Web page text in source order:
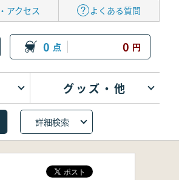
アクセス よくある質問
0 点 0 円
グッズ・他
詳細検索